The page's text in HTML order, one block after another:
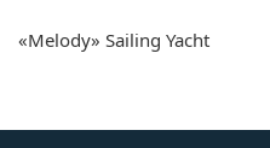
«Melody» Sailing Yacht